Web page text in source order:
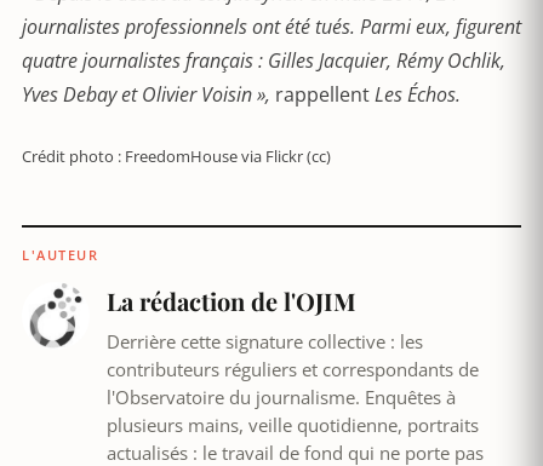
journalistes professionnels ont été tués. Parmi eux, figurent
quatre journalistes français : Gilles Jacquier, Rémy Ochlik,
Yves Debay et Olivier Voisin », rappellentLes Échos.
Crédit photo : FreedomHouse via Flickr (cc)
L'AUTEUR
La rédaction de l'OJIM
Derrière cette signature collective : les
contributeurs réguliers et correspondants de
l'Observatoire du journalisme. Enquêtes à
plusieurs mains, veille quotidienne, portraits
actualisés : le travail de fond qui ne porte pas